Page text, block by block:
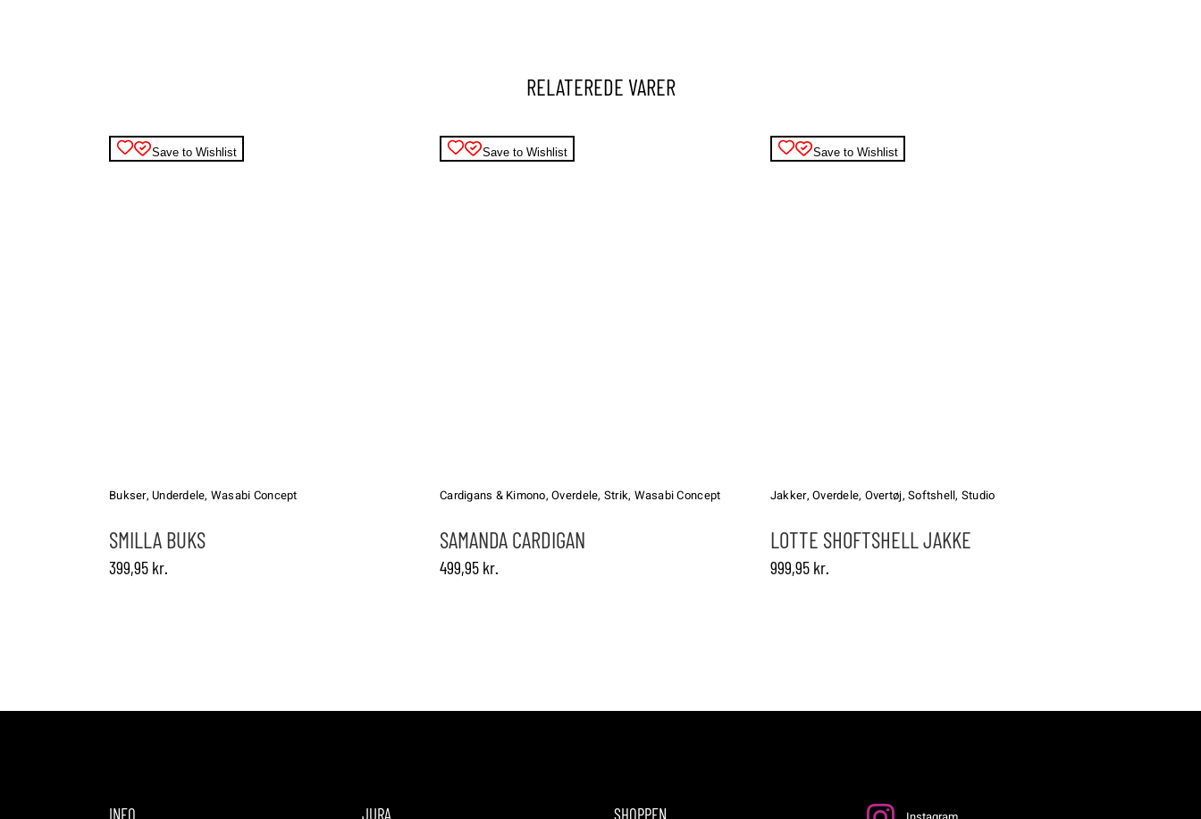
RELATEREDE VARER
Save to Wishlist
varianter.
Mulighederne
kan
Bukser,Underdele, Wasabi Concept
SMILLA BUKS
399,95 kr.
Save to Wishlist
varianter.
Mulighederne
kan
Cardigans & Kimono,Overdele, Strik, Wasabi Concept
SAMANDA CARDIGAN
499,95 kr.
Save to Wishlist
varianter.
Mulighederne
kan
Jakker,Overdele, Overtøj,Softshell, Studio
LOTTE SHOFTSHELL JAKKE
999,95 kr.
INFO JURA SHOPPEN